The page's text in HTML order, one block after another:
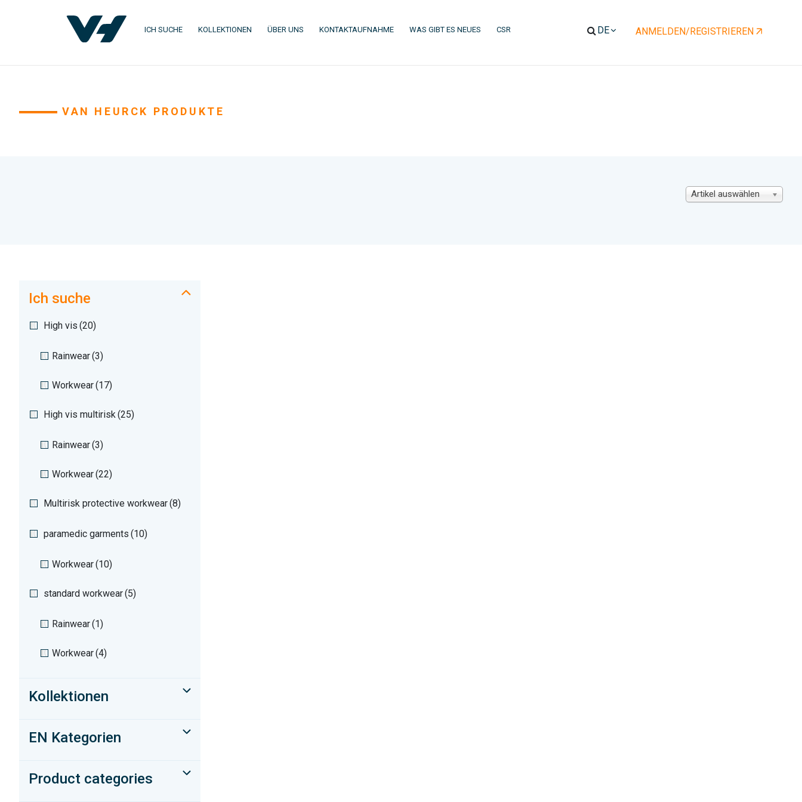
ICH SUCHE KOLLEKTIONEN ÜBER UNS (CURRENT)
KONTAKTAUFNAHME(CURRENT)
WAS GIBT ES NEUES (CURRENT)
CSR ANMELDEN/REGISTRIEREN
VAN HEURCK PRODUKTE
Artikel auswählen
Ich suche
High vis (20)
Rainwear(3)
Workwear(17)
High vis multirisk (25)
Rainwear(3)
Workwear(22)
Multirisk protective workwear(8)
paramedic garments (10)
Workwear(10)
standard workwear(5)
Rainwear(1)
Workwear(4)
Kollektionen
EN Kategorien
Product categories